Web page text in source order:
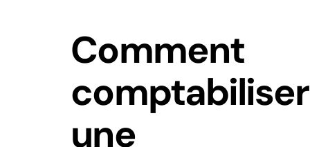
Comment
comptabiliser
une